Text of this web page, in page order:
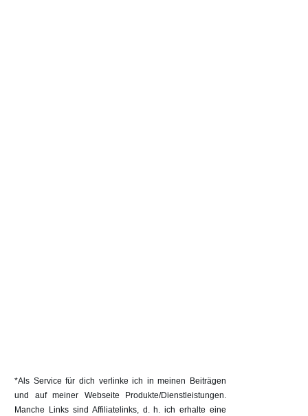
*Als Service für dich verlinke ich in meinen Beiträgen
und auf meiner Webseite Produkte/Dienstleistungen.
Manche Links sind Affiliatelinks, d. h. ich erhalte eine